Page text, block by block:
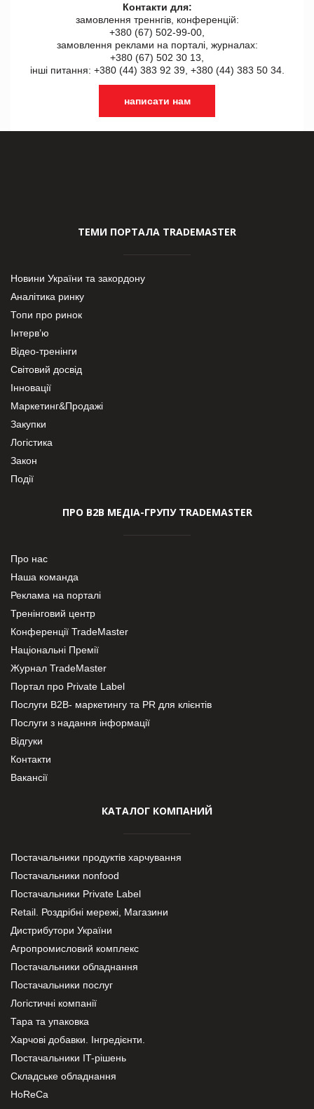
Контакти для:
замовлення треннгів, конференцій:
+380 (67) 502-99-00,
замовлення реклами на порталі, журналах:
+380 (67) 502 30 13,
інші питання: +380 (44) 383 92 39, +380 (44) 383 50 34.
написати нам
ТЕМИ ПОРТАЛА TRADEMASTER
Новини України та закордону
Аналітика ринку
Топи про ринок
Інтерв’ю
Відео-тренінги
Світовий досвід
Інновації
Маркетинг&Продажі
Закупки
Логістика
Закон
Події
ПРО В2В МЕДІА-ГРУПУ TRADEMASTER
Про нас
Наша команда
Реклама на порталі
Тренінговий центр
Конференції TradeMaster
Національні Премії
Журнал TradeMaster
Портал про Private Label
Послуги В2В- маркетингу та PR для клієнтів
Послуги з надання інформації
Відгуки
Контакти
Вакансії
КАТАЛОГ КОМПАНИЙ
Постачальники продуктів харчування
Постачальники nonfood
Постачальники Private Label
Retail. Роздрібні мережі, Магазини
Дистрибутори України
Агропромисловий комплекс
Постачальники обладнання
Постачальники послуг
Логістичні компанії
Тара та упаковка
Харчові добавки. Інгредієнти.
Постачальники IT-рішень
Складське обладнання
HoReCa